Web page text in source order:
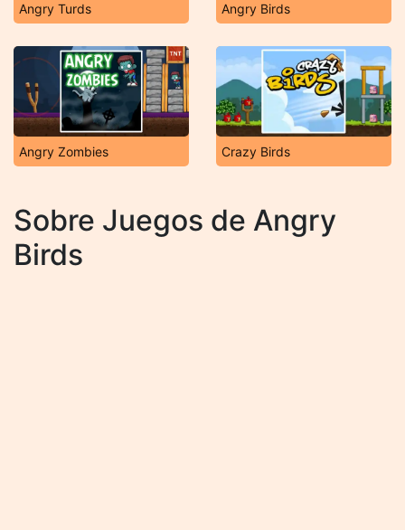
Angry Turds Angry Birds
Angry Zombies Crazy Birds
Sobre Juegos de Angry
Birds